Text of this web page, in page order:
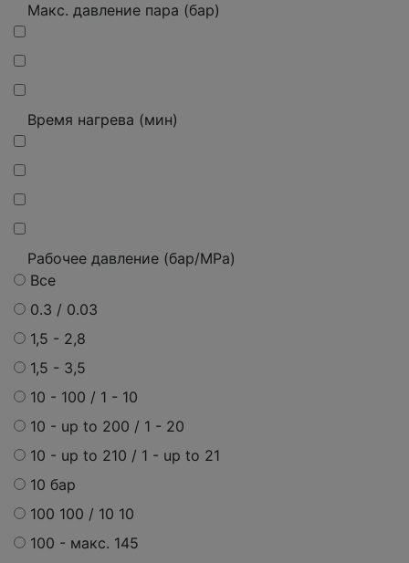
Макс. давление пара (бар)
Время нагрева (мин)
Рабочее давление (бар/MPa)
Все
0.3 / 0.03
1,5 - 2,8
1,5 - 3,5
10 - 100 / 1 - 10
10 - up to 200 / 1 - 20
10 - up to 210 / 1 - up to 21
10 бар
100 100 / 10 10
100 - макс. 145